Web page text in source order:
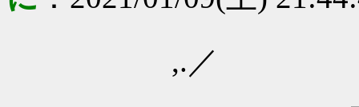
,.／